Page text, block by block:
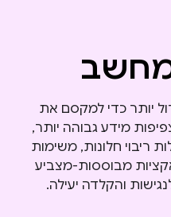
יותר כדי למקסם את
מידע גבוהה יותר,
ריבוי חלונות, משימות
מבוססות-מצביע
והקלדה יעילה.